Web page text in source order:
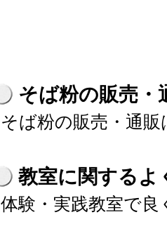
そば粉の販売・
そば粉の販売・通
教室に関するよ
体験・実践教室で